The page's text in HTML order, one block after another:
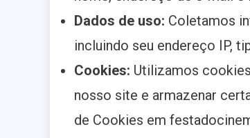
Dados de uso: Coletamos
incluindo seu endereço IP,
Cookies: Utilizamos
nosso site e armazenar
de Cookies em